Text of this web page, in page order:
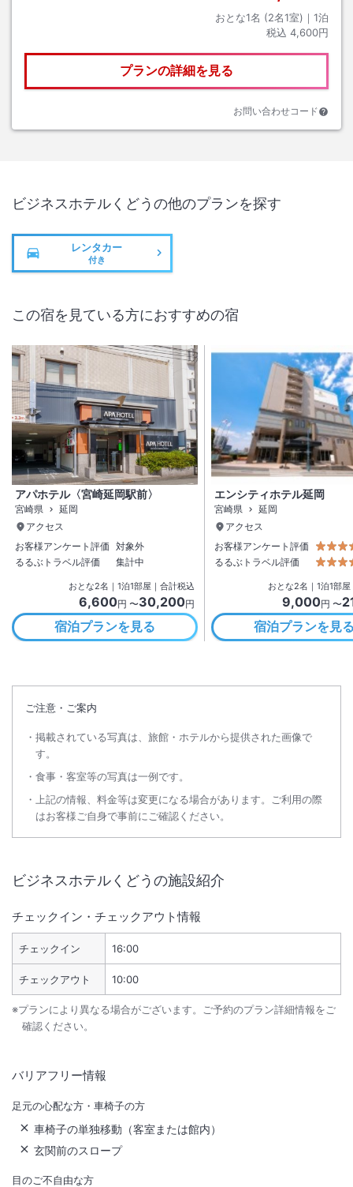
おとな1名 (2名1室)｜ 1泊
税込 4,600円
プランの詳細を見る
お問い合わせコード
ビジネスホテルくどうの他のプランを探す
レンタカー
付き
この宿を見ている方におすすめの宿
アパホテル〈宮崎延岡駅前〉
宮崎県
延岡
アクセス
お客様アンケート評価 対象外
るるぶトラベル評価
集計中
おとな2名 ｜ 1泊1部屋｜合計税込
6,600円 〜30,200円
宿泊プランを見る
エンシティホテル延岡
宮崎県
延岡
アクセス
お客様アンケート評価
るるぶトラベル評価
おとな2名 ｜ 1泊1部屋
9,000円 〜
宿泊プランを見
ご注意・ご案内
掲載されている写真は、旅館・ホテルから提供された画像で
す。
食事・客室等の写真は一例です。
上記の情報、料金等は変更になる場合があります。ご利用の際
はお客様ご自身で事前にご確認ください。
ビジネスホテルくどうの施設紹介
チェックイン・チェックアウト情報
チェックイン 16:00
チェックアウト 10:00
※プランにより異なる場合がございます。ご予約のプラン詳細情報をご
確認ください。
バリアフリー情報
足元の心配な方・車椅子の方
車椅子の単独移動（客室または館内）
玄関前のスロープ
目のご不自由な方